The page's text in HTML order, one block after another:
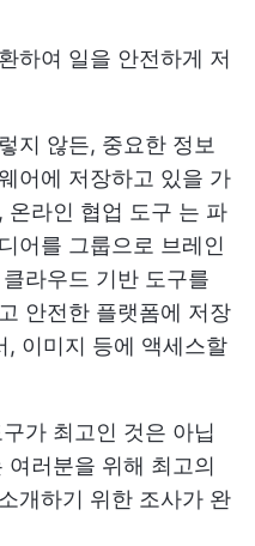
하여 일을 안전하게 저
지 않든, 중요한 정보
어에 저장하고 있을 가
온라인 협업 도구 는 파
어를 그룹으로 브레인
라우드 기반 도구를
안전한 플랫폼에 저장
, 이미지 등에 액세스할
가 최고인 것은 아닙
러분을 위해 최고의
개하기 위한 조사가 완